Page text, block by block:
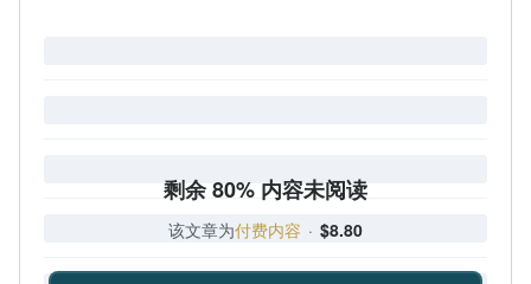
剩余 80% 内容未阅读
该文章为付费内容 · $8.80